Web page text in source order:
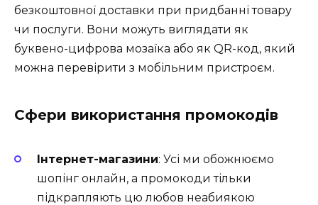
безкоштовної доставки при придбанні товару
чи послуги. Вони можуть виглядати як
буквено-цифрова мозаїка або як QR-код, який
можна перевірити з мобільним пристроєм.
Сфери використання промокодів
Інтернет-магазини: Усі ми обожнюємо
шопінг онлайн, а промокоди тільки
підкрапляють цю любов неабиякою